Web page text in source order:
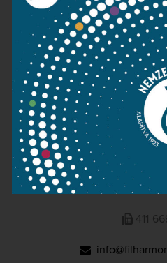
Terms and
NATIONAL
1095 Budapest,
411-
411-